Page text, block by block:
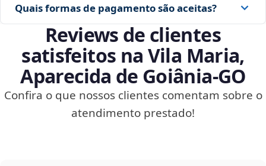
Quais formas de pagamento são aceitas?
Reviews de clientes
satisfeitos na Vila Maria,
Aparecida de Goiânia‑GO
Confira o que nossos clientes comentam sobre o
atendimento prestado!